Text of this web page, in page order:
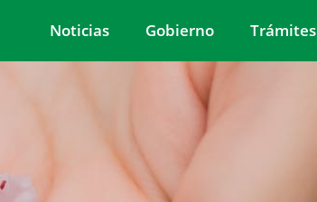
Noticias Gobierno Trámites